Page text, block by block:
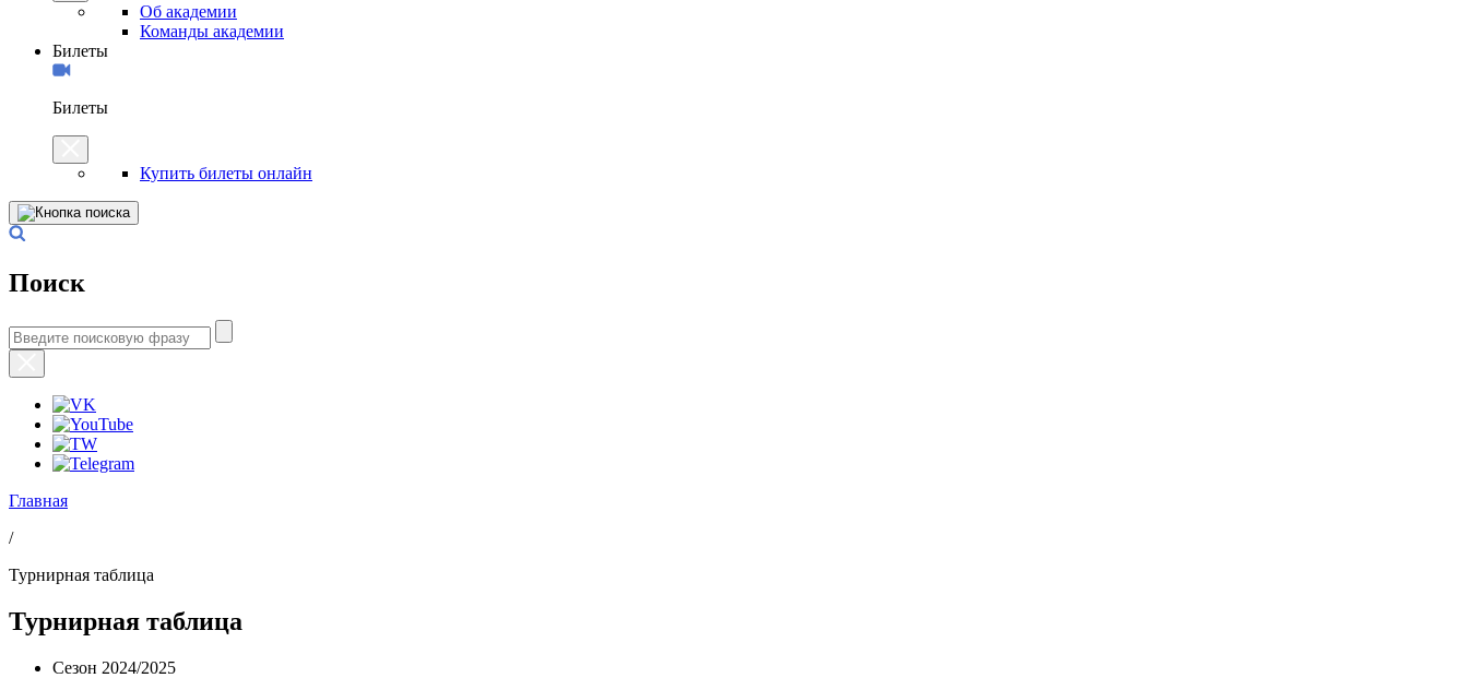
Об академии
Команды академии
Билеты
Билеты
Купить билеты онлайн
Поиск
Главная
/
Турнирная таблица
Турнирная таблица
Сезон 2024/2025